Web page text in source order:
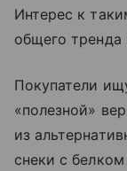
Интерес к
общего тренда
Покупатели
«полезной»
из
снеки с